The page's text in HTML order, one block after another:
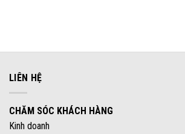
LIÊN HỆ
CHĂM SÓC KHÁCH HÀNG
Kinh doanh